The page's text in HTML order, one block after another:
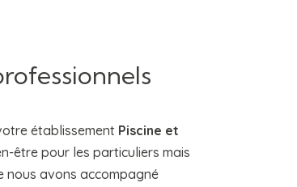
établissement Piscine et
être pour les particuliers mais
nous avons accompagné